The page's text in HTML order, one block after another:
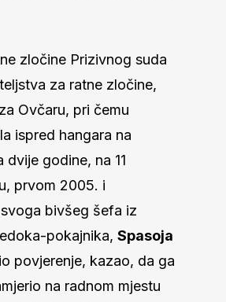
zločine Prizivnog suda
za ratne zločine,
Ovčaru, pri čemu
ispred hangara na
godine, na 11
prvom 2005. i
bivšeg šefa iz
pokajnika, Spasoja
povjerenje, kazao, da ga
na radnom mjestu